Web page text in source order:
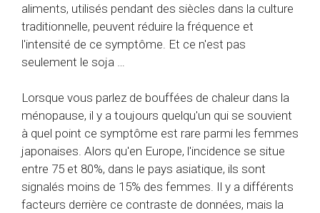
aliments, utilisés pendant des siècles dans la culture
traditionnelle, peuvent réduire la fréquence et
l'intensité de ce symptôme. Et ce n'est pas
seulement le soja …
Lorsque vous parlez de bouffées de chaleur dans la
ménopause, il y a toujours quelqu'un qui se souvient
à quel point ce symptôme est rare parmi les femmes
japonaises. Alors qu'en Europe, l'incidence se situe
entre 75 et 80%, dans le pays asiatique, ils sont
signalés moins de 15% des femmes. Il y a différents
facteurs derrière ce contraste de données, mais la